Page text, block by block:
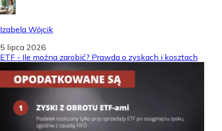
Izabela Wójcik
5 lipca 2026
ETF - Ile można zarobić? Prawda o zyskach i kosztach